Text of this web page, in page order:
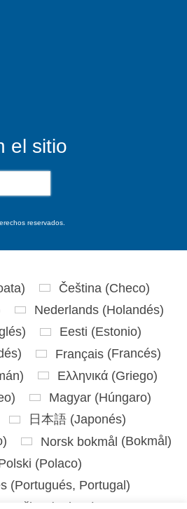
el sitio
reservados.
) Čeština (Checo)
Nederlands(Holandés)
) Eesti (Estonio)
) Français(Francés)
) Ελληνικά(Griego)
) Magyar (Húngaro)
日本語(Japonés)
) Norsk bokmål (Bokmål )
(Polaco)
(Portugués, Portugal)